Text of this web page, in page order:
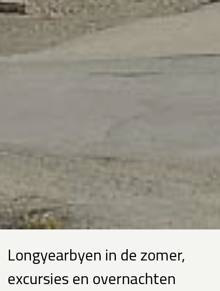
Longyearbyen in de zomer,
excursies en overnachten